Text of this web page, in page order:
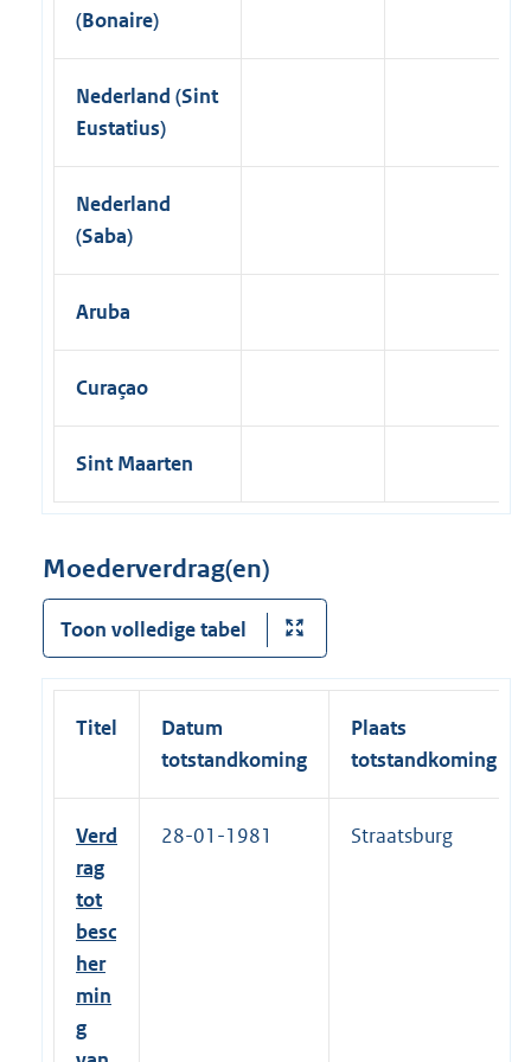
(Bonaire)
Nederland (Sint
Eustatius)
Nederland
(Saba)
Aruba
Curaçao
Sint Maarten
Moederverdrag(en)
Toon volledige tabel
Titel
Datum
totstandkoming
Plaats
totstandkoming
Verd
rag
tot
besc
her
min
g
28-01-1981 Straatsburg